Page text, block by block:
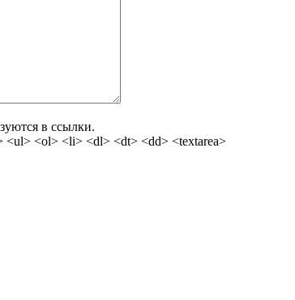
в ссылки.
<ol> <li> <dl> <dt> <dd> <textarea>